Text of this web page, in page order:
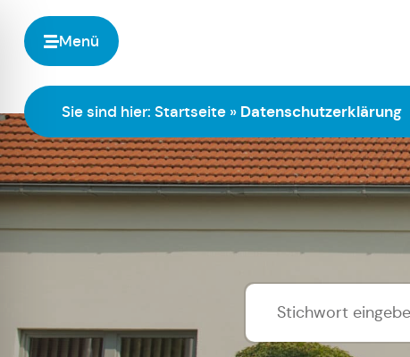
Menü
Sie sind hier: Startseite » Datenschutzerklärung